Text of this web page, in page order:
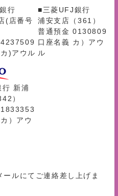
行
(店番号
)アウル
■三菱UFJ銀行
浦安支店（361）
普通預金 0130809
口座名義 カ）アウ
ル
行 新浦
）
）アウ
ルにてご連絡差し上げま